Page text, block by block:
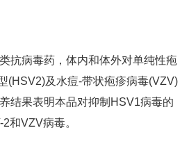
抗病毒药，体内和体外对单纯性疱
(HSV2)及水痘-带状疱疹病毒(VZV)
结果表明本品对抑制HSV1病毒的
和VZV病毒。